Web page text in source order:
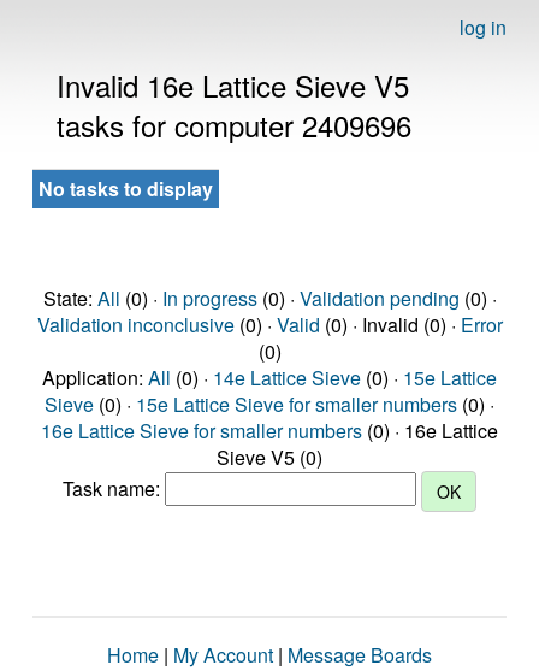
log in
Invalid 16e Lattice Sieve V5
tasks for computer 2409696
No tasks to display
State: All (0) · In progress(0) · Validation pending (0) ·
Validation inconclusive(0) · Valid (0) · Invalid (0) · Error
(0)
Application: All (0) · 14e Lattice Sieve (0) · 15e Lattice
Sieve (0) · 15e Lattice Sieve for smaller numbers (0) ·
16e Lattice Sieve for smaller numbers (0) · 16e Lattice
Sieve V5 (0)
Task name:
Home | My Account | Message Boards